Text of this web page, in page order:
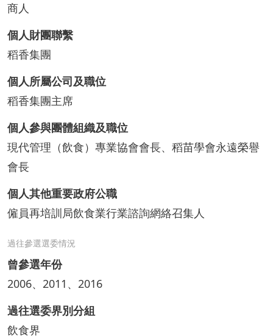
商人
個人財團聯繫
稻香集團
個人所屬公司及職位
稻香集團主席
個人參與團體組織及職位
現代管理（飲食）專業協會會長、稻苗學會永遠榮譽
會長
個人其他重要政府公職
僱員再培訓局飲食業行業諮詢網絡召集人
過往參選選委情況
曾參選年份
2006、2011、2016
過往選委界別分組
飲食界